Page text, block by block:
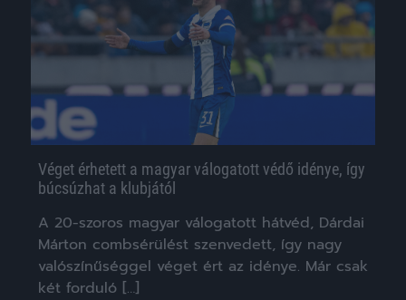
Véget érhetett a magyar válogatott védő idénye, így
búcsúzhat a klubjától
A 20-szoros magyar válogatott hátvéd, Dárdai
Márton combsérülést szenvedett, így nagy
valószínűséggel véget ért az idénye. Már csak
két forduló […]